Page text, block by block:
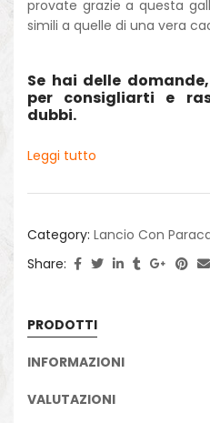
provate grazie a questa
simili a quelle di una vera
Se hai delle
per consigliarti e
dubbi.
Leggi tutto
Category: Lancio Con
Share:
PRODOTTI
INFORMAZIONI
VALUTAZIONI